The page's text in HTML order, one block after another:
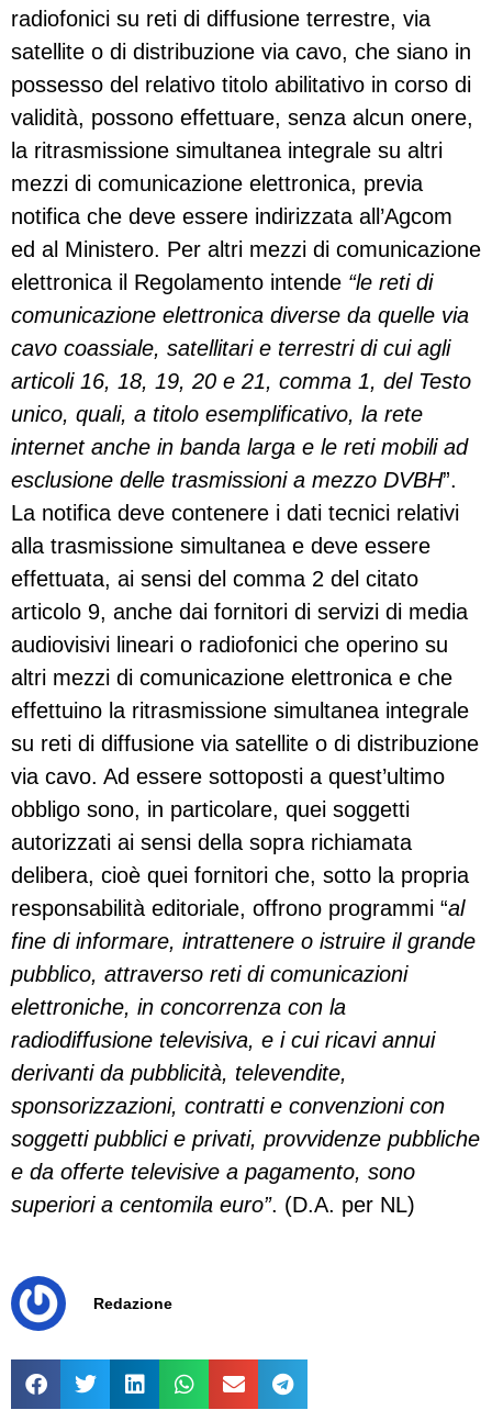
radiofonici su reti di diffusione terrestre, via
satellite o di distribuzione via cavo, che siano in
possesso del relativo titolo abilitativo in corso di
validità, possono effettuare, senza alcun onere,
la ritrasmissione simultanea integrale su altri
mezzi di comunicazione elettronica, previa
notifica che deve essere indirizzata all’Agcom
ed al Ministero. Per altri mezzi di comunicazione
elettronica il Regolamento intende “le reti di
comunicazione elettronica diverse da quelle via
cavo coassiale, satellitari e terrestri di cui agli
articoli 16, 18, 19, 20 e 21, comma 1, del Testo
unico, quali, a titolo esemplificativo, la rete
internet anche in banda larga e le reti mobili ad
esclusione delle trasmissioni a mezzo DVBH”.
La notifica deve contenere i dati tecnici relativi
alla trasmissione simultanea e deve essere
effettuata, ai sensi del comma 2 del citato
articolo 9, anche dai fornitori di servizi di media
audiovisivi lineari o radiofonici che operino su
altri mezzi di comunicazione elettronica e che
effettuino la ritrasmissione simultanea integrale
su reti di diffusione via satellite o di distribuzione
via cavo. Ad essere sottoposti a quest’ultimo
obbligo sono, in particolare, quei soggetti
autorizzati ai sensi della sopra richiamata
delibera, cioè quei fornitori che, sotto la propria
responsabilità editoriale, offrono programmi “al
fine di informare, intrattenere o istruire il grande
pubblico, attraverso reti di comunicazioni
elettroniche, in concorrenza con la
radiodiffusione televisiva, e i cui ricavi annui
derivanti da pubblicità, televendite,
sponsorizzazioni, contratti e convenzioni con
soggetti pubblici e privati, provvidenze pubbliche
e da offerte televisive a pagamento, sono
superiori a centomila euro”. (D.A. per NL)
Redazione